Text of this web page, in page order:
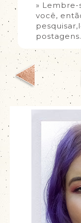
»
você,
postagens.